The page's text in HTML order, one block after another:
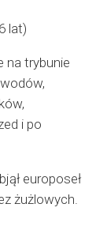
lat)
na trybunie
i po
europoseł
żużlowych.